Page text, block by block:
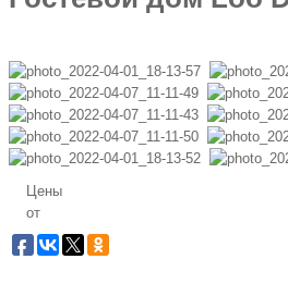
Цены
от